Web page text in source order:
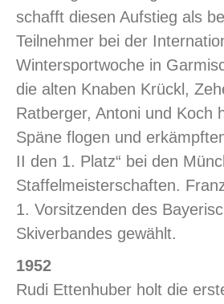
schafft diesen Aufstieg als
Teilnehmer bei der
Wintersportwoche in
die alten Knaben Krückl,
Ratberger, Antoni und Koch
Späne flogen und
II den 1. Platz“ bei den
Staffelmeisterschaften.
1. Vorsitzenden des
Skiverbandes gewählt.
1952
Rudi Ettenhuber holt die